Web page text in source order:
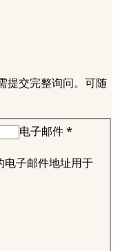
提交完整询问。可随
电子邮件*
电子邮件地址用于